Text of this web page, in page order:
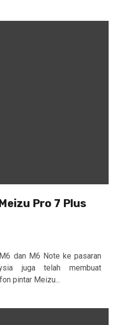
Pro 7 Plus
dan M6 Note ke pasaran
juga telah membuat
pintar Meizu...